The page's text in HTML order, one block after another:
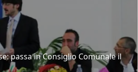
passa in Consiglio Comunale il